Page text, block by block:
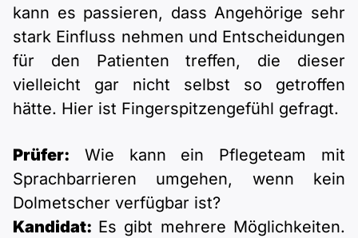
kann es passieren, dass Angehörige sehr
stark Einfluss nehmen und Entscheidungen
für den Patienten treffen, die dieser
vielleicht gar nicht selbst so getroffen
hätte. Hier ist Fingerspitzengefühl gefragt.
Prüfer: Wie kann ein Pflegeteam mit
Sprachbarrieren umgehen, wenn kein
Dolmetscher verfügbar ist?
Kandidat: Es gibt mehrere Möglichkeiten.